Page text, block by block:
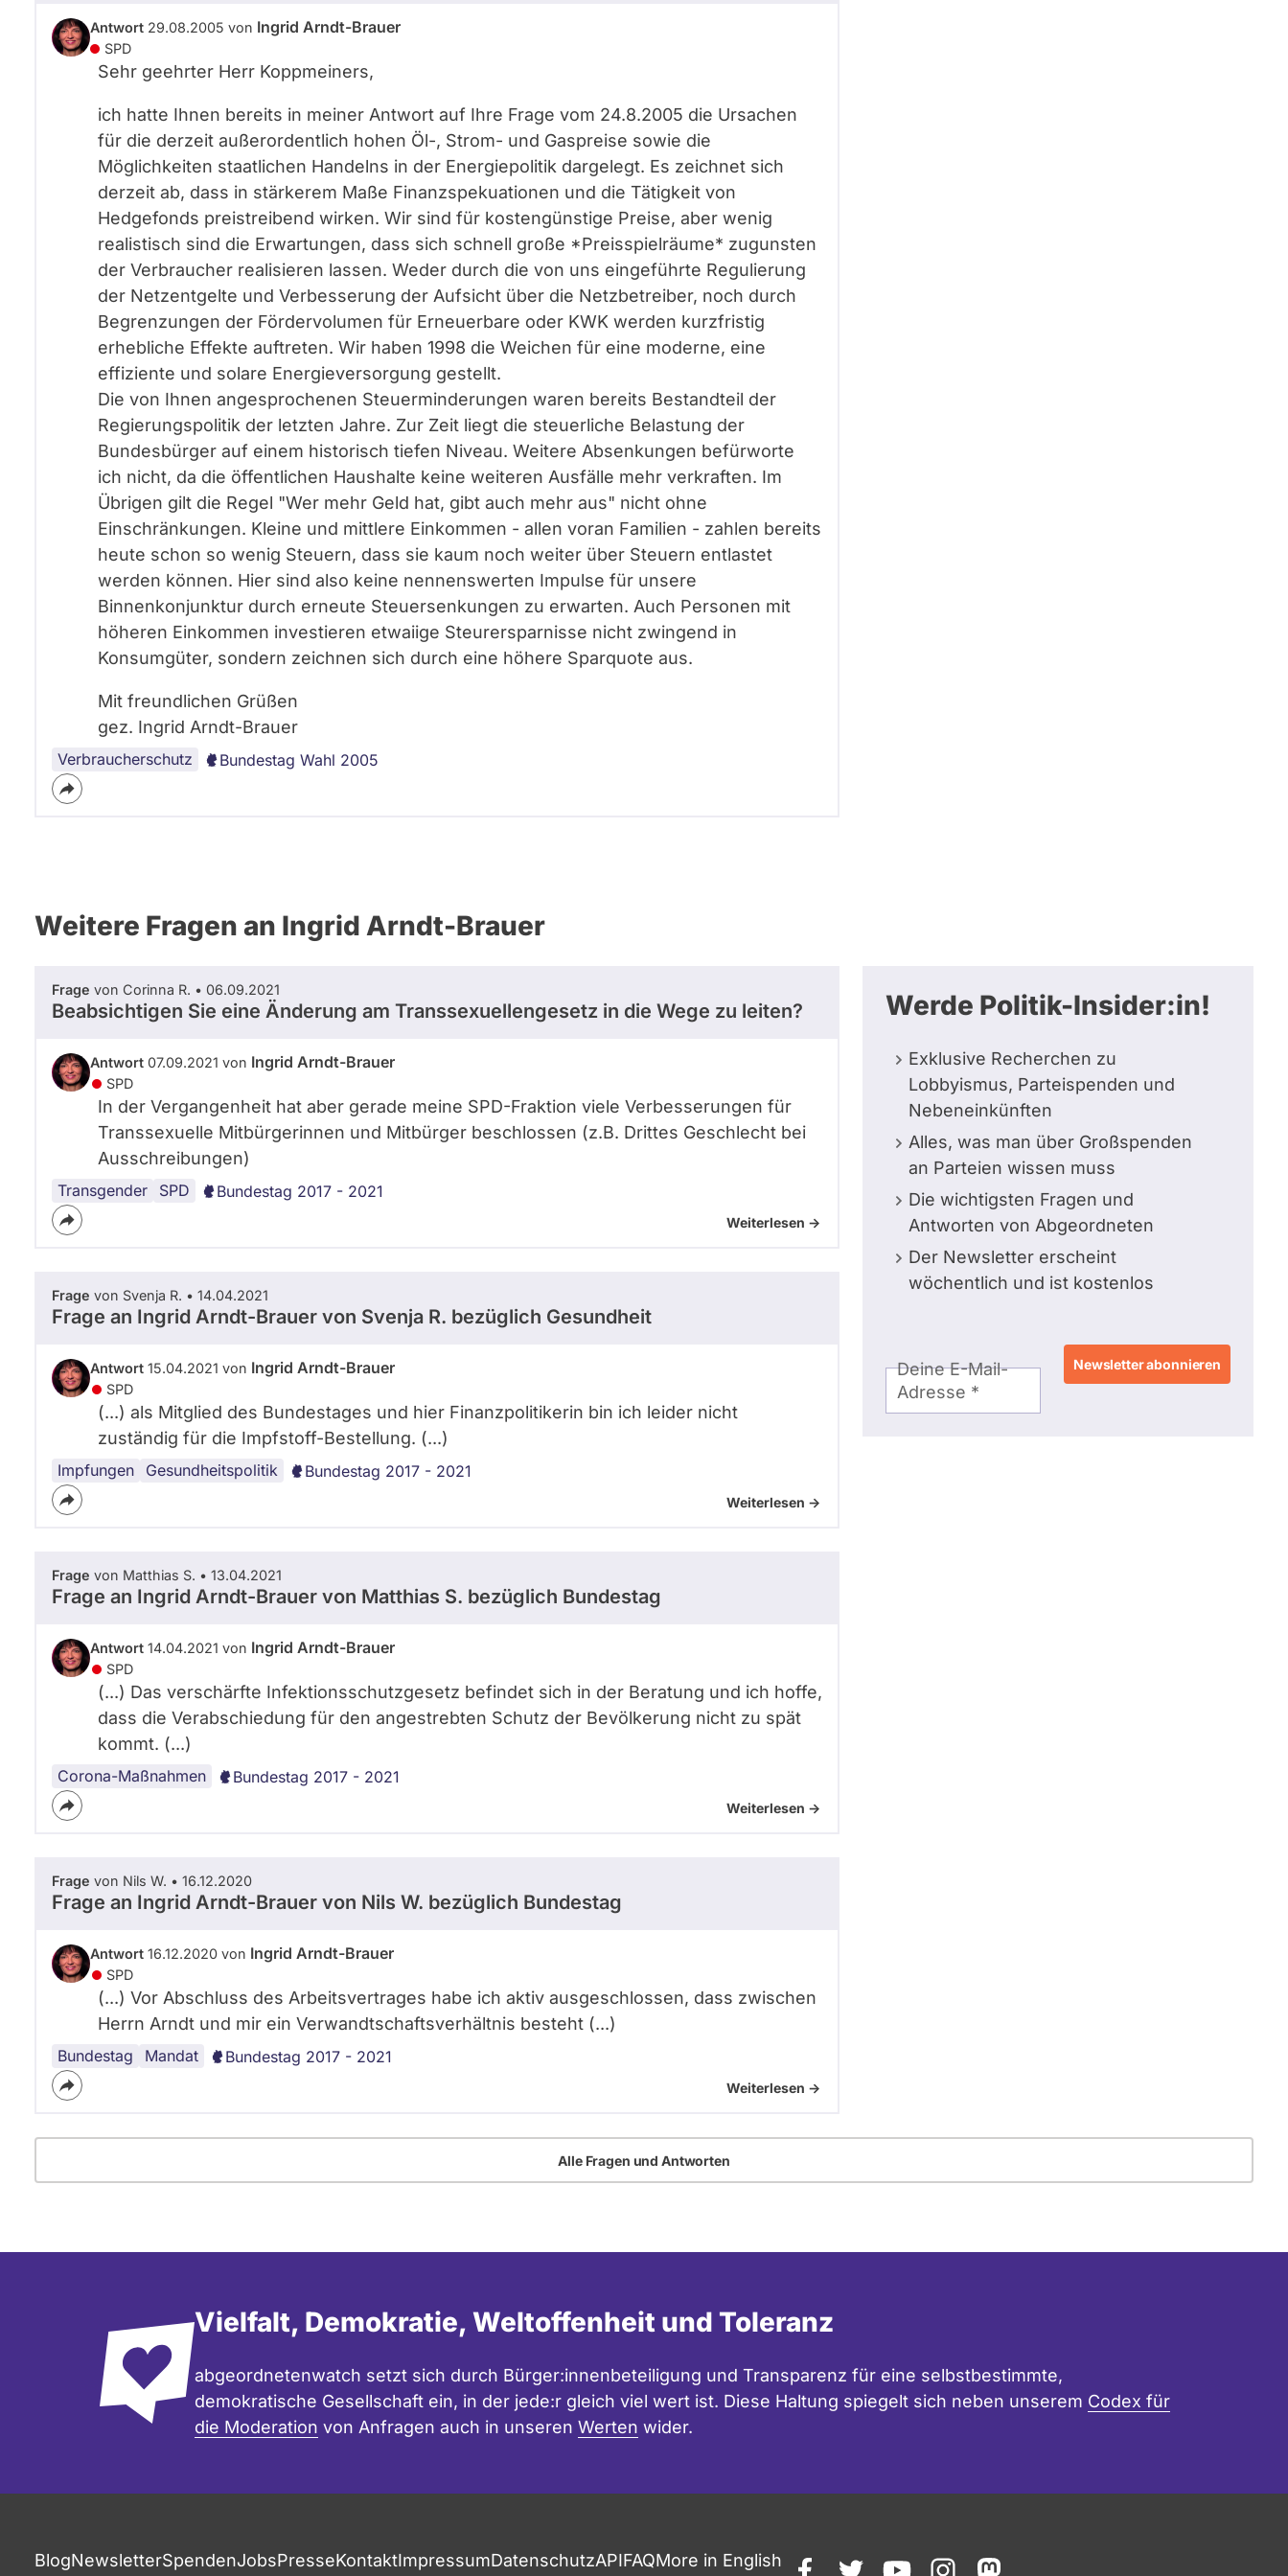
Antwort 29.08.2005 von Ingrid Arndt-Brauer
SPD
Sehr geehrter Herr Koppmeiners,
ich hatte Ihnen bereits in meiner Antwort auf Ihre Frage vom 24.8.2005 die Ursachen
für die derzeit außerordentlich hohen Öl-, Strom- und Gaspreise sowie die
Möglichkeiten staatlichen Handelns in der Energiepolitik dargelegt. Es zeichnet sich
derzeit ab, dass in stärkerem Maße Finanzspekuationen und die Tätigkeit von
Hedgefonds preistreibend wirken. Wir sind für kostengünstige Preise, aber wenig
realistisch sind die Erwartungen, dass sich schnell große *Preisspielräume* zugunsten
der Verbraucher realisieren lassen. Weder durch die von uns eingeführte Regulierung
der Netzentgelte und Verbesserung der Aufsicht über die Netzbetreiber, noch durch
Begrenzungen der Fördervolumen für Erneuerbare oder KWK werden kurzfristig
erhebliche Effekte auftreten. Wir haben 1998 die Weichen für eine moderne, eine
effiziente und solare Energieversorgung gestellt.
Die von Ihnen angesprochenen Steuerminderungen waren bereits Bestandteil der
Regierungspolitik der letzten Jahre. Zur Zeit liegt die steuerliche Belastung der
Bundesbürger auf einem historisch tiefen Niveau. Weitere Absenkungen befürworte
ich nicht, da die öffentlichen Haushalte keine weiteren Ausfälle mehr verkraften. Im
Übrigen gilt die Regel "Wer mehr Geld hat, gibt auch mehr aus" nicht ohne
Einschränkungen. Kleine und mittlere Einkommen - allen voran Familien - zahlen bereits
heute schon so wenig Steuern, dass sie kaum noch weiter über Steuern entlastet
werden können. Hier sind also keine nennenswerten Impulse für unsere
Binnenkonjunktur durch erneute Steuersenkungen zu erwarten. Auch Personen mit
höheren Einkommen investieren etwaiige Steurersparnisse nicht zwingend in
Konsumgüter, sondern zeichnen sich durch eine höhere Sparquote aus.
Mit freundlichen Grüßen
gez. Ingrid Arndt-Brauer
Verbraucherschutz Bundestag Wahl 2005
Weitere Fragen an Ingrid Arndt-Brauer
Frage von Corinna R. • 06.09.2021
Beabsichtigen Sie eine Änderung am Transsexuellengesetz in die Wege zu leiten?
Antwort 07.09.2021 von Ingrid Arndt-Brauer
SPD
In der Vergangenheit hat aber gerade meine SPD-Fraktion viele Verbesserungen für
Transsexuelle Mitbürgerinnen und Mitbürger beschlossen (z.B. Drittes Geschlecht bei
Ausschreibungen)
Transgender SPD
Selbstbestimmung Bundestag 2017 - 2021
Weiterlesen ->
Frage von Svenja R. • 14.04.2021
Frage an Ingrid Arndt-Brauer von Svenja R. bezüglich Gesundheit
Antwort 15.04.2021 von Ingrid Arndt-Brauer
SPD
(...) als Mitglied des Bundestages und hier Finanzpolitikerin bin ich leider nicht
zuständig für die Impfstoff-Bestellung. (...)
Impfungen Gesundheitspolitik Bundestag 2017 - 2021
Weiterlesen ->
Frage von Matthias S. • 13.04.2021
Frage an Ingrid Arndt-Brauer von Matthias S. bezüglich Bundestag
Antwort 14.04.2021 von Ingrid Arndt-Brauer
SPD
(...) Das verschärfte Infektionsschutzgesetz befindet sich in der Beratung und ich hoffe,
dass die Verabschiedung für den angestrebten Schutz der Bevölkerung nicht zu spät
kommt. (...)
Corona-Maßnahmen Bundestag 2017 - 2021
Weiterlesen ->
Frage von Nils W. • 16.12.2020
Frage an Ingrid Arndt-Brauer von Nils W. bezüglich Bundestag
Antwort 16.12.2020 von Ingrid Arndt-Brauer
SPD
(...) Vor Abschluss des Arbeitsvertrages habe ich aktiv ausgeschlossen, dass zwischen
Herrn Arndt und mir ein Verwandtschaftsverhältnis besteht (...)
Bundestag Mandat
Arbeit Bundestag 2017 - 2021
Weiterlesen ->
Werde Politik-Insider:in!
Exklusive Recherchen zu
Lobbyismus, Parteispenden und
Nebeneinkünften
Alles, was man über Großspenden
an Parteien wissen muss
Die wichtigsten Fragen und
Antworten von Abgeordneten
Der Newsletter erscheint
wöchentlich und ist kostenlos
Mail-
Adresse
Deine E-Mail-
Adresse
Alle Fragen und Antworten
Vielfalt, Demokratie, Weltoffenheit und Toleranz
abgeordnetenwatch setzt sich durch Bürger:innenbeteiligung und Transparenz für eine selbstbestimmte,
demokratische Gesellschaft ein, in der jede:r gleich viel wert ist. Diese Haltung spiegelt sich neben unserem Codex für
die Moderation von Anfragen auch in unseren Werten wider.
Fußzeile
BlogNewsletterSpendenJobsPresseKontaktImpressumDatenschutzAPIFAQMore in English